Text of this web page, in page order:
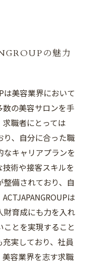
の魅力
は美容業界において
の美容サロンを手
職者にとっては
、自分に合った職
キャリアプランを
術や接客スキルを
備されており、自
は
財育成にも力を入れ
とを実現すること
実しており、社員
容業界を志す求職